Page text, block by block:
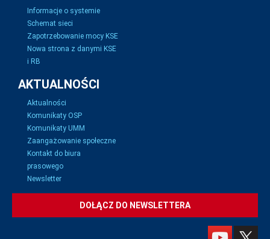
Informacje o systemie
Schemat sieci
Zapotrzebowanie mocy KSE
Nowa strona z danymi KSE
i RB
AKTUALNOŚCI
Aktualności
Komunikaty OSP
Komunikaty UMM
Zaangażowanie społeczne
Kontakt do biura
prasowego
Newsletter
DOŁĄCZ DO NEWSLETTERA